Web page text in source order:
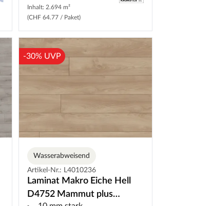
Inhalt: 2.694 m²
(CHF 64.77 / Paket)
-30% UVP
Wasserabweisend
Artikel-Nr.: L4010236
Laminat Makro Eiche Hell
D4752 Mammut plus